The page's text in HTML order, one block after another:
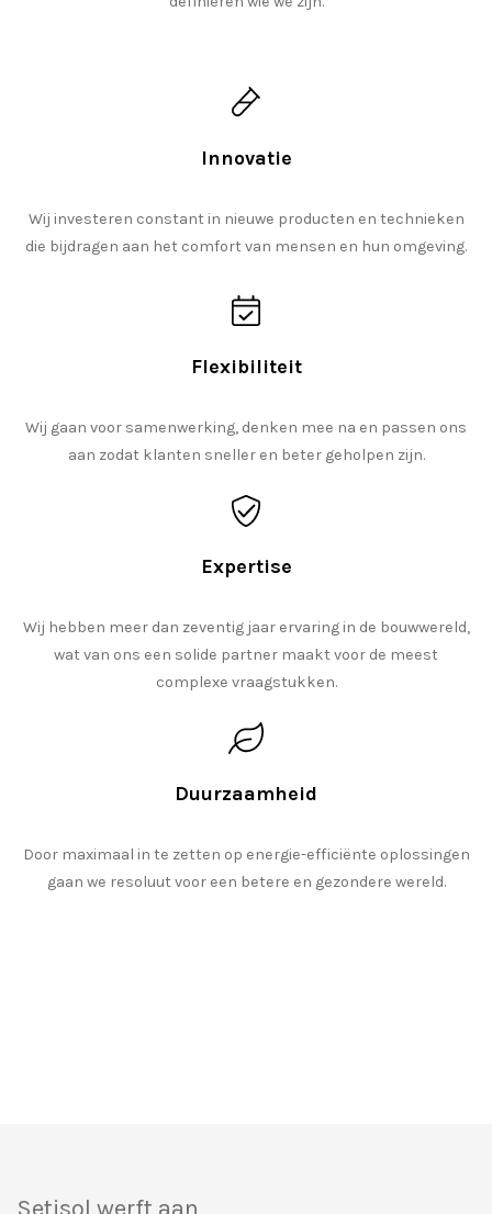
Innovatie
Wij investeren constant in nieuwe producten en technieken
die bijdragen aan het comfort van mensen en hun omgeving.
Flexibiliteit
Wij gaan voor samenwerking, denken mee na en passen ons
aan zodat klanten sneller en beter geholpen zijn.
Expertise
Wij hebben meer dan zeventig jaar ervaring in de bouwwereld,
wat van ons een solide partner maakt voor de meest
complexe vraagstukken.
Duurzaamheid
Door maximaal in te zetten op energie-efficiënte oplossingen
gaan we resoluut voor een betere en gezondere wereld.